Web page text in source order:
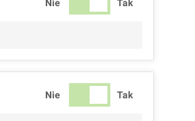
Nie Tak
Nie Tak